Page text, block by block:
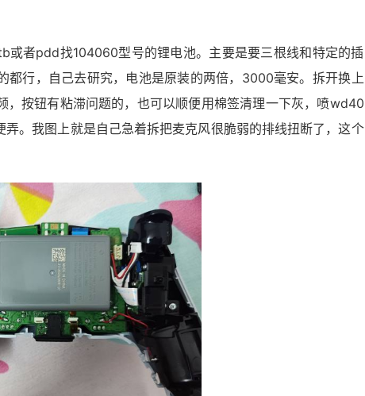
或者pdd找104060型号的锂电池。主要是要三根线和特定的插
都行，自己去研究，电池是原装的两倍，3000毫安。拆开换上
，按钮有粘滞问题的，也可以顺便用棉签清理一下灰，喷wd40
。我图上就是自己急着拆把麦克风很脆弱的排线扭断了，这个